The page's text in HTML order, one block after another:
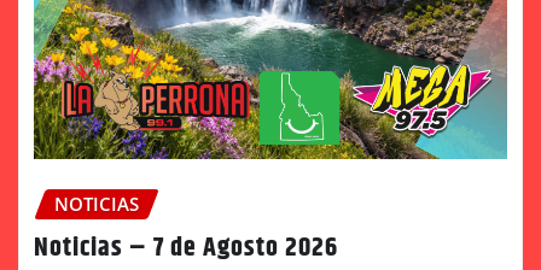
NOTICIAS
Noticias – 7 de Agosto 2026